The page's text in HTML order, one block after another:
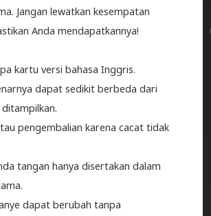
Jangan lewatkan kesempatan
Anda mendapatkannya!
kartu versi bahasa Inggris.
dapat sedikit berbeda dari
pengembalian karena cacat tidak
tangan hanya disertakan dalam
dapat berubah tanpa